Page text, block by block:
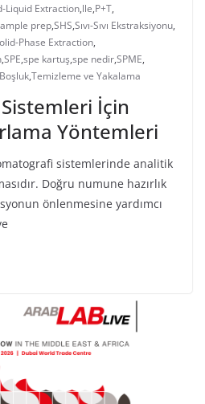
Liquid Extraction,lle,P+T,
prep,SHS,Sıvı-Sıvı Ekstraksiyonu,
Phase Extraction,
,SPE,spe kartuş,spe nedir,SPME,
,Temizleme ve Yakalama
İçin
Yöntemleri
sistemlerinde analitik
Doğru numune hazırlık
önlenmesine yardımcı